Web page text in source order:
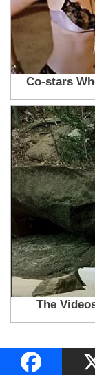
KOMENTAR